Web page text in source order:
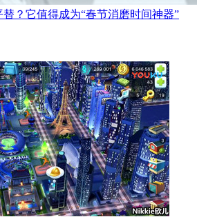
替？它值得成为“春节消磨时间神器”